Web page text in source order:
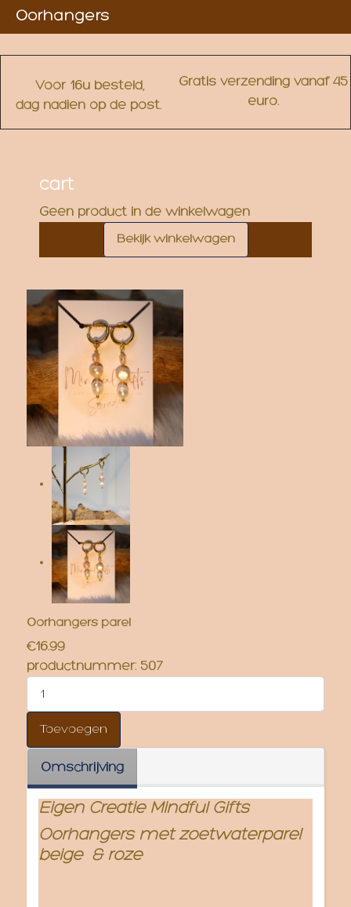
Voor 16u besteld,
dag nadien op de post.
Gratis verzending vanaf 45
euro.
cart
Geen product in de winkelwagen
Oorhangers parel
€16.99
productnummer: 507
Omschrijving
Eigen Creatie Mindful Gifts
Oorhangers met zoetwaterparel
beige & roze
Oorhangers